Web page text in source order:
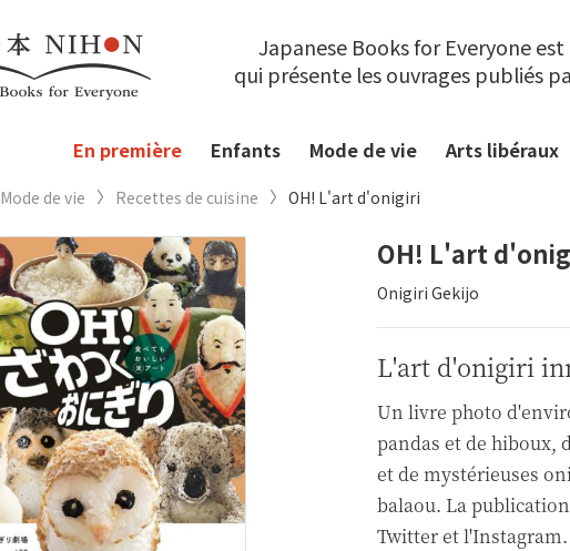
Japanese Books for Everyone
qui présente les ouvrages publiés
En première Enfants Mode de vie Arts libéraux
Mode de vie Recettes de cuisine OH! L'art d'onigiri
OH! L'art
Onigiri Gekijo
L'art d'onigiri
Un livre photo
pandas et de hiboux,
et de mystérieuses
balaou. La
Twitter et l'Instagram.